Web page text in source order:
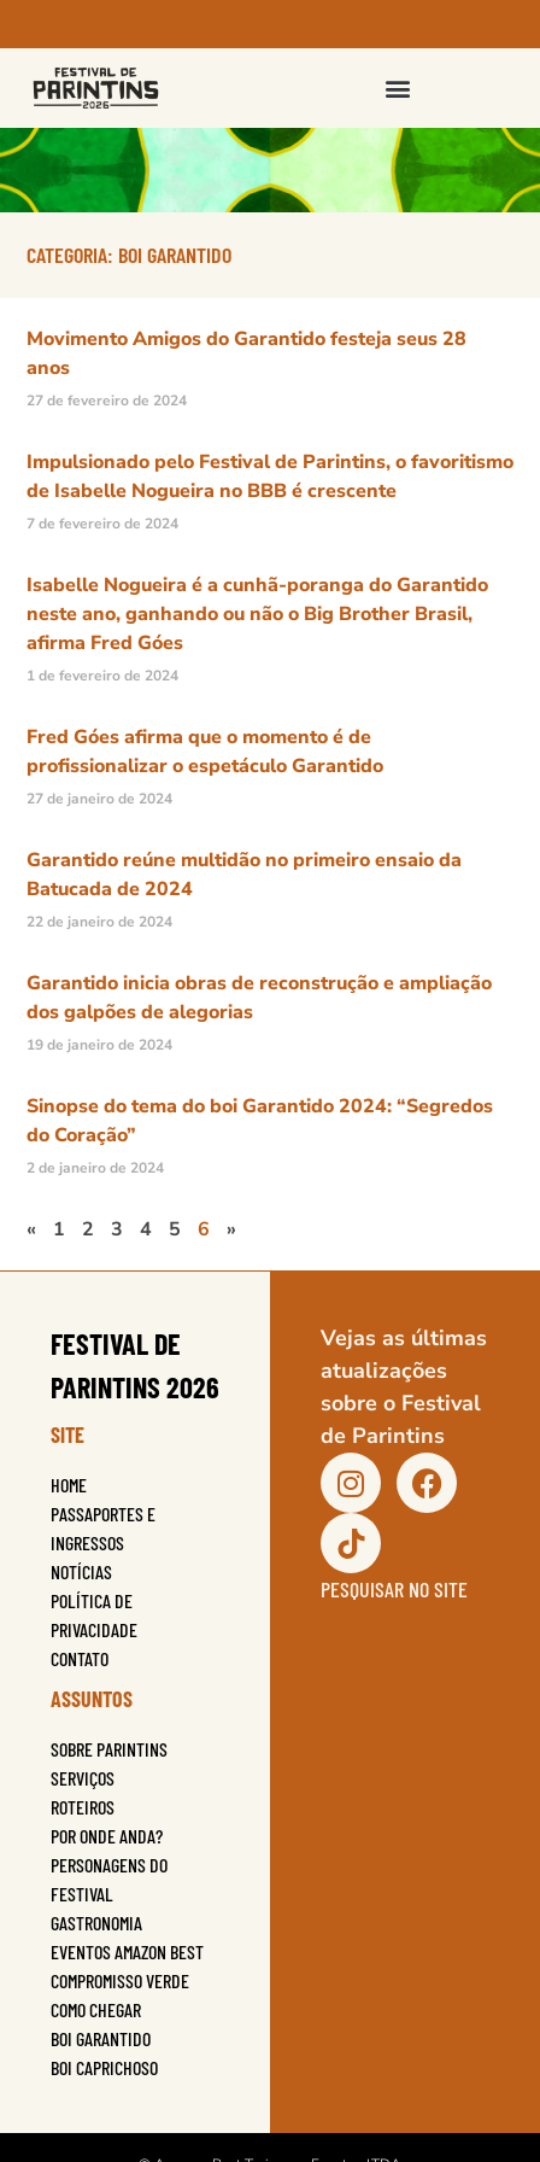
CATEGORIA: BOI GARANTIDO
Movimento Amigos do Garantido festeja seus 28
anos
27 de fevereiro de 2024
Impulsionado pelo Festival de Parintins, o favoritismo
de Isabelle Nogueira no BBB é crescente
7 de fevereiro de 2024
Isabelle Nogueira é a cunhã-poranga do Garantido
neste ano, ganhando ou não o Big Brother Brasil,
afirma Fred Góes
1 de fevereiro de 2024
Fred Góes afirma que o momento é de
profissionalizar o espetáculo Garantido
27 de janeiro de 2024
Garantido reúne multidão no primeiro ensaio da
Batucada de 2024
22 de janeiro de 2024
Garantido inicia obras de reconstrução e ampliação
dos galpões de alegorias
19 de janeiro de 2024
Sinopse do tema do boi Garantido 2024: “Segredos
do Coração”
2 de janeiro de 2024
« 1 2 3 4 5 6 »
FESTIVAL DE
PARINTINS 2026
SITE
HOME
PASSAPORTES E
INGRESSOS
NOTÍCIAS
POLÍTICA DE
PRIVACIDADE
CONTATO
ASSUNTOS
SOBRE PARINTINS
SERVIÇOS
ROTEIROS
POR ONDE ANDA?
PERSONAGENS DO
FESTIVAL
GASTRONOMIA
EVENTOS AMAZON BEST
COMPROMISSO VERDE
COMO CHEGAR
BOI GARANTIDO
BOI CAPRICHOSO
Vejas as últimas
atualizações
sobre o Festival
de Parintins
PESQUISAR NO SITE